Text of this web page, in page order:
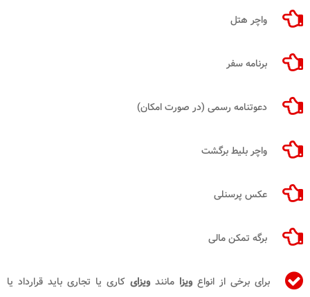
واچر هتل
برنامه سفر
دعوتنامه رسمی (در صورت امکان)
واچر بلیط برگشت
عکس پرسنلی
برگه تمکن مالی
برای برخی از انواعویزا مانندویزای کاری یا تجاری باید قرارداد یا